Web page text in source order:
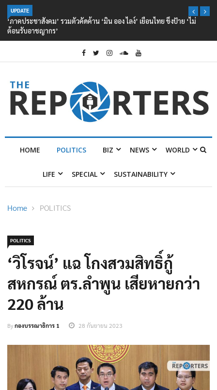
UPDATE
‘ภาคประชาสังคม’ รวมตัวคัดค้าน ‘มิน ออง ไลง์’ เยือนไทย ขึงป้าย ‘ไม่
ต้อนรับอาชญากร’
HOME POLITICS BIZ NEWS WORLD
LIFE SPECIAL SUSTAINABILITY
Home POLITICS
POLITICS
‘วิโรจน์’ แฉ โกงสวมสิทธิ์กู้
สหกรณ์ ตร.ลำพูน เสียหายกว่า
220 ล้าน
Byกองบรรณาธิการ 1 28 กันยายน 2023